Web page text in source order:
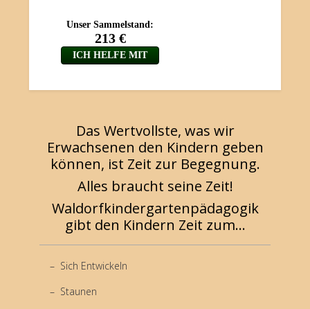
Das Wertvollste, was wir
Erwachsenen den Kindern geben
können, ist Zeit zur Begegnung.
Alles braucht seine Zeit!
Waldorfkindergartenpädagogik
gibt den Kindern Zeit zum...
Sich Entwickeln
Staunen